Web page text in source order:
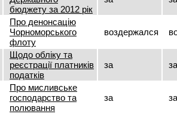
бюджету за 2012 рік
Про денонсацію
Чорноморського
флоту
воздержался
Щодо обліку та
реєстрації платників
податків
за за
Про мисливське
господарство та
полювання
за за